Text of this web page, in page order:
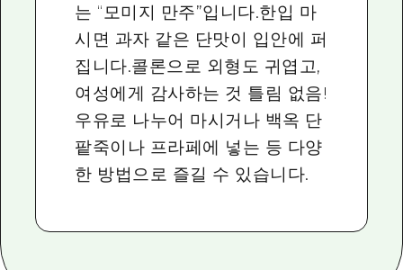
는 “모미지 만주”입니다.한입 마
시면 과자 같은 단맛이 입안에 퍼
집니다.콜론으로 외형도 귀엽고,
여성에게 감사하는 것 틀림 없음!
우유로 나누어 마시거나 백옥 단
팥죽이나 프라페에 넣는 등 다양
한 방법으로 즐길 수 있습니다.